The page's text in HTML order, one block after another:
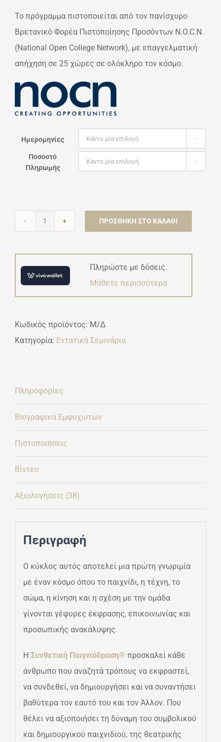
Το πρόγραμμα πιστοποιείται από τον πανίσχυρο
Βρετανικό Φορέα Πιστοποίησης Προσόντων N.O.C.N.
(National Open College Network), με επαγγελματική
απήχηση σε 25 χώρες σε ολόκληρο τον κόσμο.
Ημερομηνίες 
Ποσοστό
Πληρωμής

εκπαίδευσης
Συνθετική
Παιγνιόδραση
ποσότητα
ΠΡΟΣΘΉΚΗ ΣΤΟ ΚΑΛΆΘΙ
Πληρώστε με δόσεις.
Μάθετε περισσότερα
Κωδικός προϊόντος: Μ/Δ
Κατηγορία: Εντατικά Σεμινάρια
Πληροφορίες
Βιογραφικά Εμψυχωτών
Πιστοποιήσεις
Βίντεο
Αξιολογήσεις (38)
Περιγραφή
Ο κύκλος αυτός αποτελεί μια πρώτη γνωριμία
με έναν κόσμο όπου το παιχνίδι, η τέχνη, το
σώμα, η κίνηση και η σχέση με την ομάδα
γίνονται γέφυρες έκφρασης, επικοινωνίας και
προσωπικής ανακάλυψης.
Η Συνθετική Παιγνιόδραση® προσκαλεί κάθε
άνθρωπο που αναζητά τρόπους να εκφραστεί,
να συνδεθεί, να δημιουργήσει και να συναντήσει
βαθύτερα τον εαυτό του και τον Άλλον. Που
θέλει να αξιοποιήσει τη δύναμη του συμβολικού
και δημιουργικού παιχνιδιού, της θεατρικής